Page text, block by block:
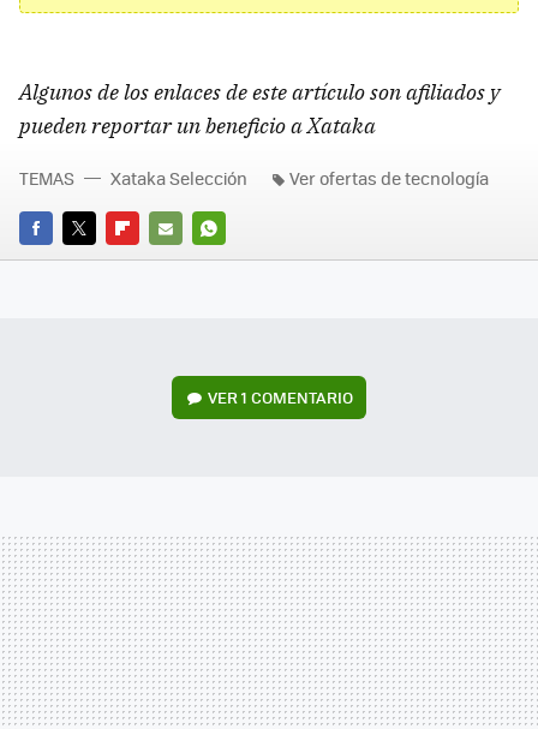
Algunos de los enlaces de este artículo son afiliados y
pueden reportar un beneficio a Xataka
FACEBOOK
TWITTERFLIPBOARD
E-
WHATSAPP
TEMAS Xataka Selección Ver ofertas de tecnología
VER1 COMENTARIO